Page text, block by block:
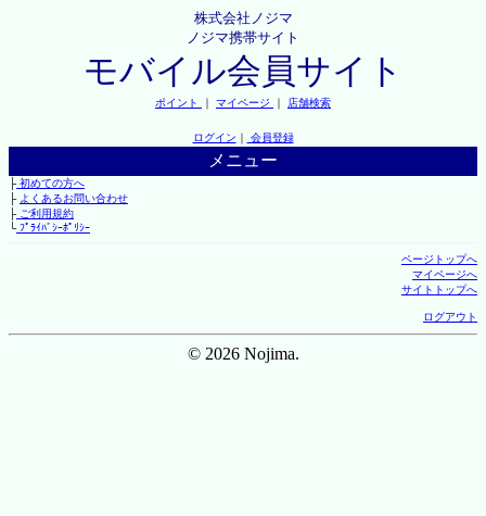
株式会社ノジマ
ノジマ携帯サイト
モバイル会員サイト
ポイント ｜ マイページ ｜ 店舗検索
ログイン ｜ 会員登録
メニュー
├初めての方へ
├ よくあるお問い合わせ
├ご利用規約
└ﾌﾟﾗｲﾊﾞｼｰﾎﾟﾘｼｰ
ページトップへ
マイページへ
サイトトップへ
ログアウト
© 2026 Nojima.